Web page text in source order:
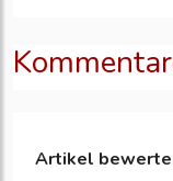
Artikel